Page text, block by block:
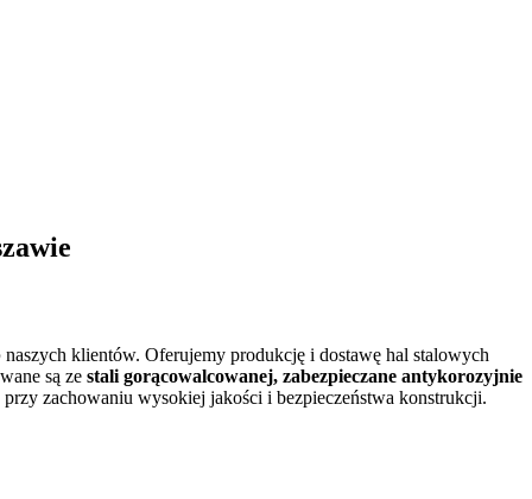
naszych klientów. Oferujemy produkcję i dostawę hal stalowych
są ze stali gorącowalcowanej, zabezpieczane antykorozyjnie
zachowaniu wysokiej jakości i bezpieczeństwa konstrukcji.